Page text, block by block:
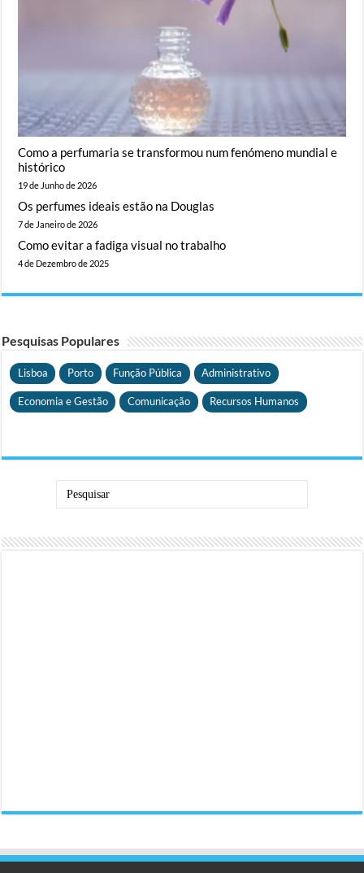
Como a perfumaria se transformou num fenómeno mundial e
histórico
19 de Junho de 2026
Os perfumes ideais estão na Douglas
7 de Janeiro de 2026
Como evitar a fadiga visual no trabalho
4 de Dezembro de 2025
Pesquisas Populares
Lisboa Porto Função Pública Administrativo
Economia e Gestão Comunicação Recursos Humanos